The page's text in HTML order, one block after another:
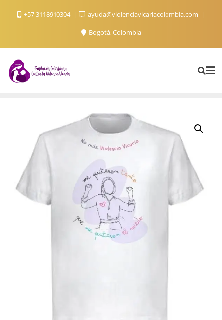
+57 3118910304
ayuda@violenciavicariacolombia.com
Bogotá, Colombia